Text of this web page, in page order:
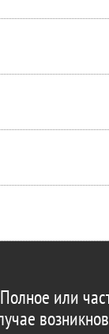
Полное или